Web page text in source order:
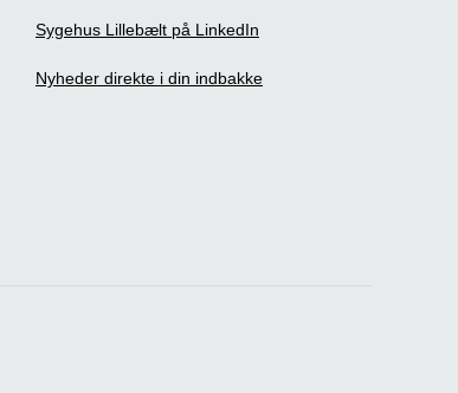
Sygehus Lillebælt på LinkedIn
Nyheder direkte i din indbakke